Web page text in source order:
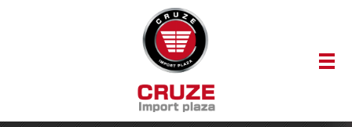
メ